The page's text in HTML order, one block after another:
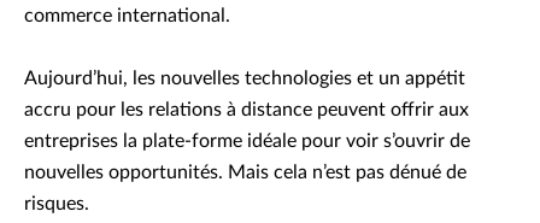
commerce international.
Aujourd’hui, les nouvelles technologies et un appétit
accru pour les relations à distance peuvent offrir aux
entreprises la plate-forme idéale pour voir s’ouvrir de
nouvelles opportunités. Mais cela n’est pas dénué de
risques.